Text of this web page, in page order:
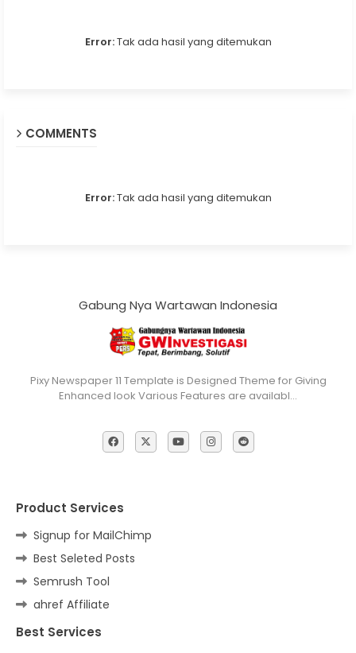
Error:Tak ada hasil yang ditemukan
COMMENTS
Error:Tak ada hasil yang ditemukan
Gabung Nya Wartawan Indonesia
Pixy Newspaper 11 Template is Designed Theme for Giving
Enhanced look Various Features are availabl…
Product Services
Signup for MailChimp
Best Seleted Posts
Semrush Tool
ahref Affiliate
Best Services